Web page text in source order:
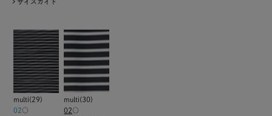
サイズガイド
multi(29)
02○
multi(30)
02○